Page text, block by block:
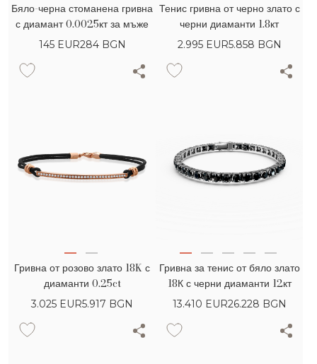
Бяло-черна стоманена гривна
с диамант 0.0025кт за мъже
145 EUR284 BGN
Тенис гривна от черно злато с
черни диаманти 1.8кт
2.995 EUR5.858 BGN
Гривна от розово злато 18K с
диаманти 0.25ct
3.025 EUR5.917 BGN
Гривна за тенис от бяло злато
18К с черни диаманти 12кт
13.410 EUR26.228 BGN